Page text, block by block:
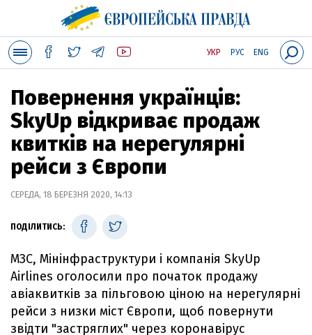
УКР РУС ENG
Повернення українців:
SkyUp відкриває продаж
квитків на нерегулярні
рейси з Європи
СЕРЕДА, 18 БЕРЕЗНЯ 2020, 14:13
ПОДІЛИТИСЬ:
МЗС, Мінінфраструктури і компанія SkyUp
Airlines оголосили про початок продажу
авіаквитків за пільговою ціною на нерегулярні
рейси з низки міст Європи, щоб повернути
звідти "застряглих" через коронавірус